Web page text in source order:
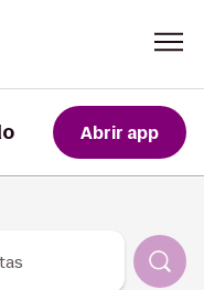
Obtén
rápida
Abrir app